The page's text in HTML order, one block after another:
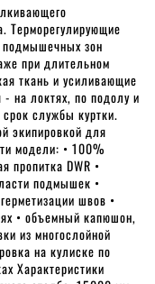
Терморегулирующие
подмышечных зон
при длительном
ткань и усиливающие
- на локтях, по подолу и
службы куртки.
экипировкой для
модели: • 100%
пропитка DWR •
подмышек •
швов •
• объемный капюшон,
из многослойной
на кулиске по
Характеристики